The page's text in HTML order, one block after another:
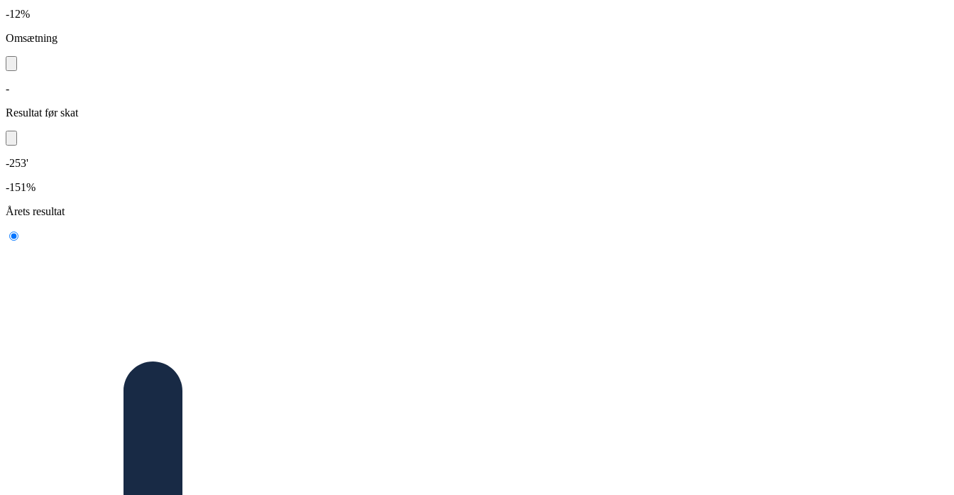
-12%
Omsætning
-
Resultat før skat
-253'
-151%
Årets resultat